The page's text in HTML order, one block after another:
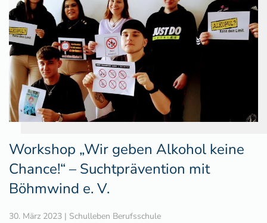
Workshop „Wir geben Alkohol keine
Chance!“ – Suchtprävention mit
Böhmwind e. V.
30. März 2023 | Schulleben Berufsschule